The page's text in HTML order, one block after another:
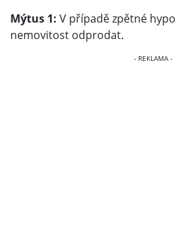
Mýtus 1: V případě zpětné
nemovitost odprodat.